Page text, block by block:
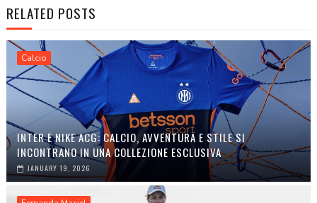
RELATED POSTS
Calcio
INTER E NIKE ACG: CALCIO, AVVENTURA E STILE SI
INCONTRANO IN UNA COLLEZIONE ESCLUSIVA
JANUARY 19, 2026